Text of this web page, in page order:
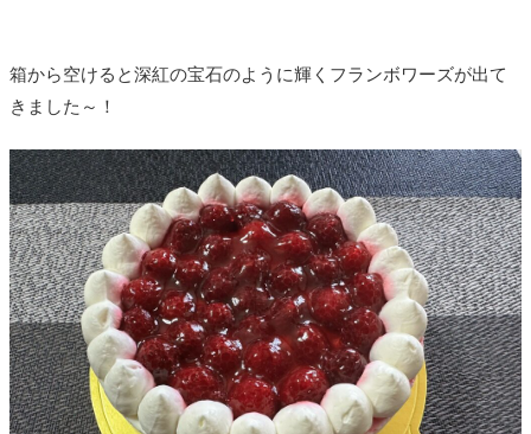
箱から空けると深紅の宝石のように輝くフランボワーズが出て
きました～！